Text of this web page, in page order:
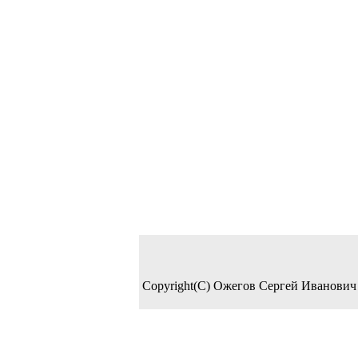
Copyright(C) Ожегов Сергей Иванович